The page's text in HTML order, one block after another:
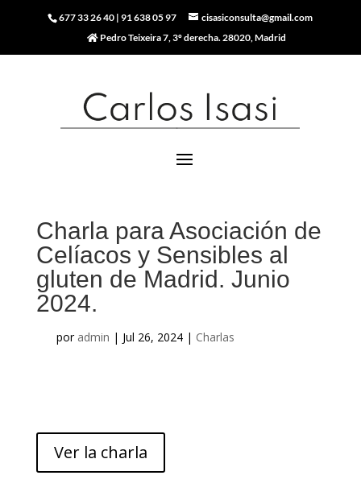
677 33 26 40 |91 638 05 97
cisasiconsulta@gmail.com
Pedro Teixeira 7, 3º derecha. 28020, Madrid
Charla para Asociación de
Celíacos y Sensibles al
gluten de Madrid. Junio
2024.
por admin | Jul 26, 2024| Charlas
Ver la charla